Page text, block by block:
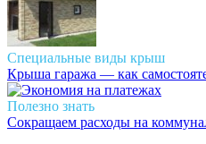
Специальные виды крыш
Крыша гаража — как
Полезно знать
Сокращаем расходы на